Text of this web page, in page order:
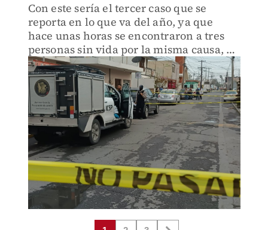
Con este sería el tercer caso que se
reporta en lo que va del año, ya que
hace unas horas se encontraron a tres
personas sin vida por la misma causa, y
hace una semana a una familia.